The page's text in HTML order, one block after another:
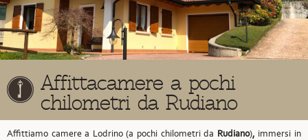
Affittacamere a pochi
chilometri da Rudiano
Affittiamo camere a Lodrino (a pochi chilometri da Rudiano), immersi in